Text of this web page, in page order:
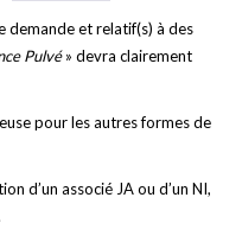
demande et relatif(s) à des
Pulvé» devra clairement
pour les autres formes de
d’un associé JA ou d’un NI,